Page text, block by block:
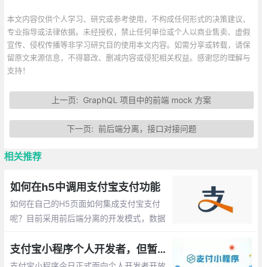
本文内容仅供个人学习、研究或参考使用，不构成任何形式的决策建议、
专业指导或法律依据。未经授权，禁止任何单位或个人以商业售卖、虚假
宣传、侵权传播等非学习研究目的使用本文内容。如需分享或转载，请保
留原文来源信息，不得篡改、删减内容或侵犯相关权益。感谢您的理解与
支持！
上一页: GraphQL 项目中的前端 mock 方案
下一页: 前后端分离，接口对接问题
相关推荐
如何在h5中调用支付宝支付功能
如何在自己的H5页面如何集成支付宝支付
呢？目前采用前后端分离的开发模式，数据
支付宝支付，下面就简单介绍下。
支付宝小程序个人开发者，但暂未开放支付接口